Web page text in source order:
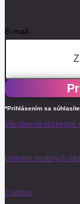
E-mail
*Prihlásením sa
Všeobecné obchodné
Ochrana osobných
Cookies